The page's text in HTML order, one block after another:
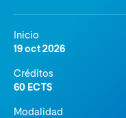
Inicio
19 oct 2026
Créditos
60 ECTS
Modalidad